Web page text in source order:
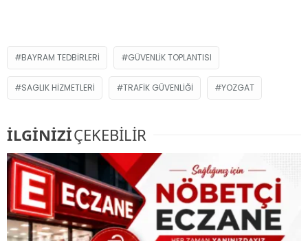
BAYRAM TEDBIRLERI GÜVENLIK TOPLANTISI
SAGLIK HIZMETLERI TRAFIK GÜVENLIĞI YOZGAT
İLGİNİZİÇEKEBİLİR